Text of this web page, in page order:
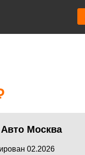
Москва
02.2026